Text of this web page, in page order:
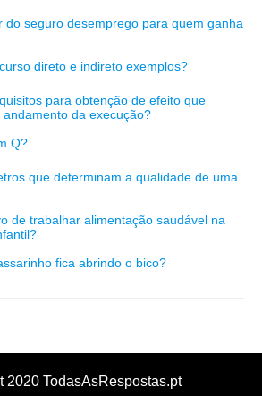
do seguro desemprego para quem ganha
direto e indireto exemplos?
para obtenção de efeito que
da execução?
Q?
que determinam a qualidade de uma
de trabalhar alimentação saudável na
fica abrindo o bico?
2020 TodasAsRespostas.pt